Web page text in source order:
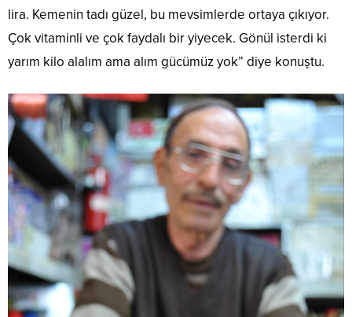
lira. Kemenin tadı güzel, bu mevsimlerde ortaya çıkıyor.
Çok vitaminli ve çok faydalı bir yiyecek. Gönül isterdi ki
yarım kilo alalım ama alım gücümüz yok” diye konuştu.